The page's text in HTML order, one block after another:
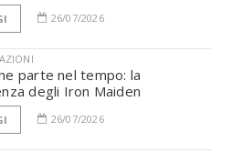
26/07/2026
parte nel tempo: la
degli Iron Maiden
26/07/2026